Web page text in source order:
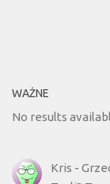
WAŻNE
No results
Kris -